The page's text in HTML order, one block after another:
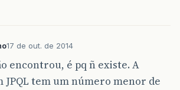
17 de out. de 2014
encontrou, é pq ñ existe. A
JPQL tem um número menor de